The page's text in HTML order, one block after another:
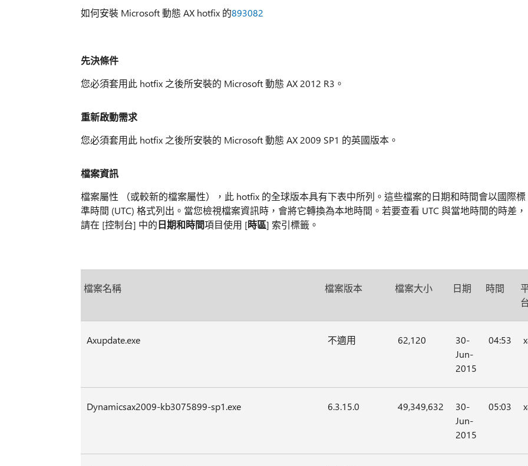
如何安裝 Microsoft 動態 AX hotfix 的893082
先決條件
您必須套用此 hotfix 之後所安裝的 Microsoft 動態 AX 2012 R3。
重新啟動需求
您必須套用此 hotfix 之後所安裝的 Microsoft 動態 AX 2009 SP1 的英國版本。
檔案資訊
檔案屬性 （或較新的檔案屬性），此 hotfix 的全球版本具有下表中所列。這些檔案的日期和時間會以國際標
準時間 (UTC) 格式列出。當您檢視檔案資訊時，會將它轉換為本地時間。若要查看 UTC 與當地時間的時差，
請在 [控制台] 中的日期和時間項目使用 [時區] 索引標籤。
檔案名稱 檔案版本 檔案大小 日期 時間
Axupdate.exe 不適用 62,120
30-
Jun-
2015
04:53
Dynamicsax2009-kb3075899-sp1.exe 6.3.15.0 49,349,632
30-
Jun-
2015
05:03